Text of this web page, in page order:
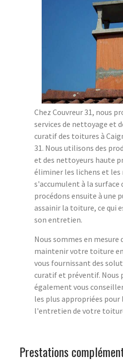
Chez Couvreur 31, nous
services de nettoyage et
curatif des toitures à
31. Nous utilisons des
et des nettoyeurs haute
éliminer les lichens et les
s'accumulent à la surface
procédons ensuite à une
assainir la toiture, ce qui
son entretien.
Nous sommes en mesure
maintenir votre toiture
vous fournissant des
curatif et préventif. Nous
également vous
les plus appropriées
l'entretien de votre
Prestations